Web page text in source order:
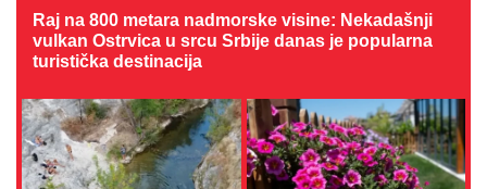
Raj na 800 metara nadmorske visine: Nekadašnji
vulkan Ostrvica u srcu Srbije danas je popularna
turistička destinacija